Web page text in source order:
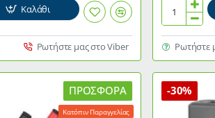
Καλάθι
Ρωτήστε μας στο Viber
καλωδίων
δικτύου
NEDIS
με
Ρωτήστε
ΠΡΟΣΦΟΡΆ
Κατόπιν Παραγγελίας
-30%